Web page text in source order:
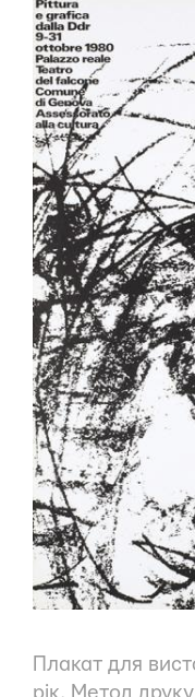
Плакат для